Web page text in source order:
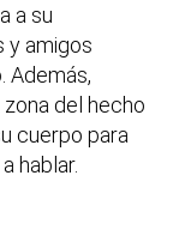
a su
y amigos
Además,
del hecho
cuerpo para
hablar.